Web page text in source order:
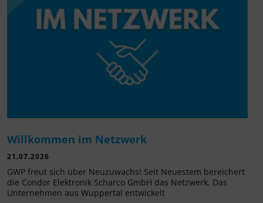
Willkommen im Netzwerk
21.07.2026
GWP freut sich über Neuzuwachs! Seit Neuestem bereichert
die Condor Elektronik Scharco GmbH das Netzwerk. Das
Unternehmen aus Wuppertal entwickelt